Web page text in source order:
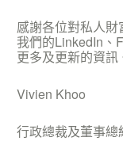
感謝各位對私人
我們的LinkedIn、
更多及更新的資訊
Vivien Khoo
行政總裁及董事